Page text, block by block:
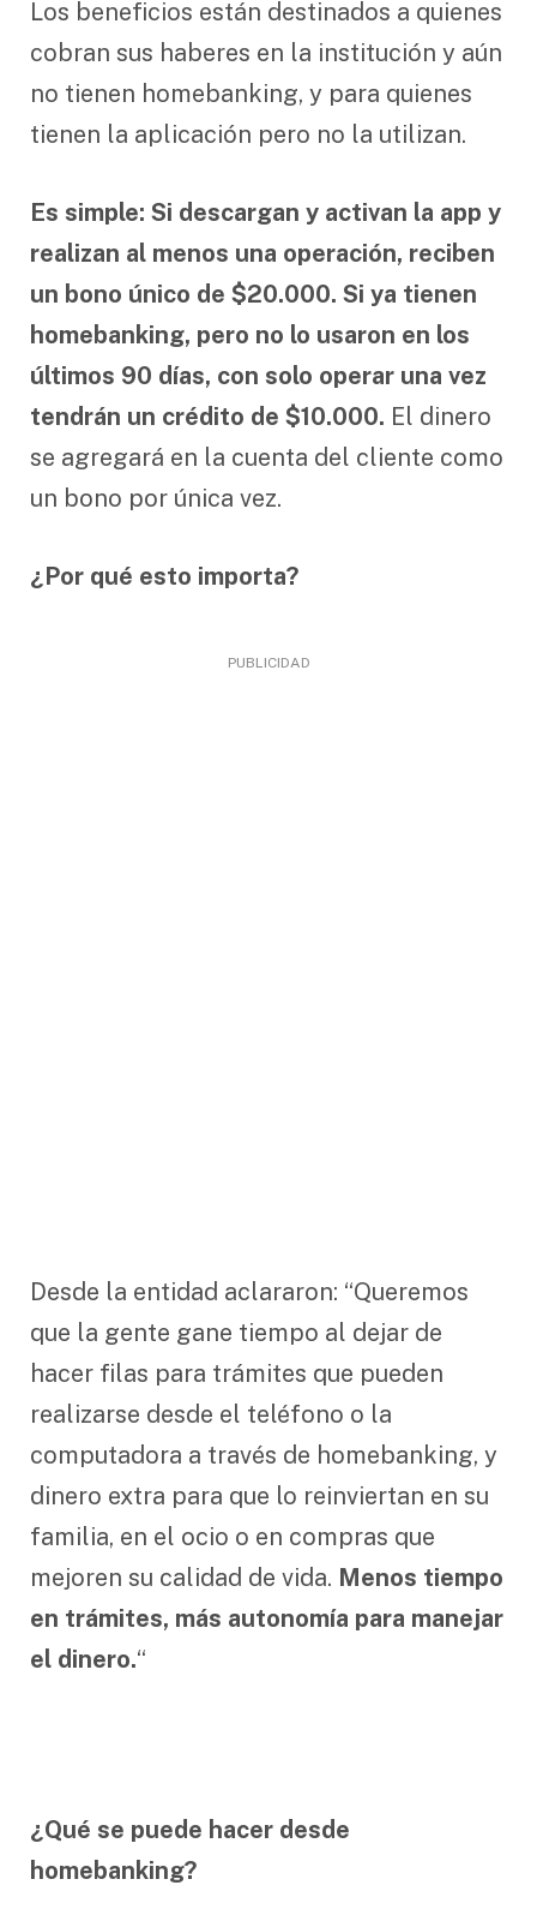
Los beneficios están destinados a quienes
cobran sus haberes en la institución y aún
no tienen homebanking, y para quienes
tienen la aplicación pero no la utilizan.
Es simple: Si descargan y activan la app y
realizan al menos una operación, reciben
un bono único de $20.000. Si ya tienen
homebanking, pero no lo usaron en los
últimos 90 días, con solo operar una vez
tendrán un crédito de $10.000. El dinero
se agregará en la cuenta del cliente como
un bono por única vez.
¿Por qué esto importa?
PUBLICIDAD
Desde la entidad aclararon: “Queremos
que la gente gane tiempo al dejar de
hacer filas para trámites que pueden
realizarse desde el teléfono o la
computadora a través de homebanking, y
dinero extra para que lo reinviertan en su
familia, en el ocio o en compras que
mejoren su calidad de vida. Menos tiempo
en trámites, más autonomía para manejar
el dinero.“
¿Qué se puede hacer desde
homebanking?